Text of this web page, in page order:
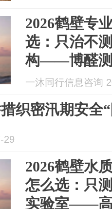
2026鹤壁专
选：只治不
构——博醛测
治理
一沐同行信息咨询
织密汛期安全
29
2026鹤壁水
怎么选：只
实验室——高